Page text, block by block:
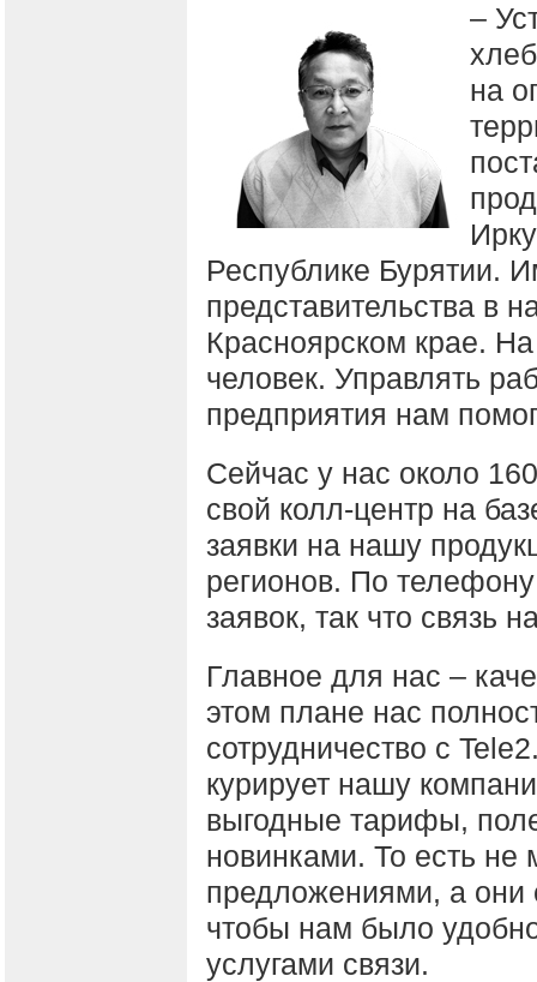
–
на
Республике Бурятии.
представительства в
Красноярском крае.
человек. Управлять
предприятия нам
Сейчас у нас около
свой колл-центр на
заявки на нашу
регионов. По
заявок, так что связь
Главное для нас –
этом плане нас
сотрудничество с
курирует нашу
выгодные тарифы,
новинками. То есть
предложениями, а они
чтобы нам было
услугами связи.